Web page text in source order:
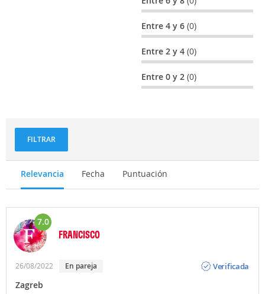
Entre 4 y 6(0)
Entre 2 y 4(0)
Entre 0 y 2(0)
FILTRAR
Relevancia Fecha Puntuación
7.0
FRANCISCO
26/08/2022 En pareja
Verificada
Zagreb